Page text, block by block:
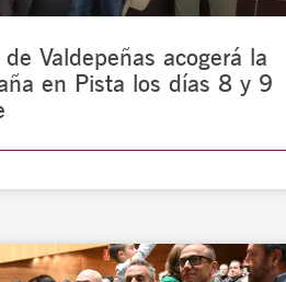
Valdepeñas acogerá la
en Pista los días 8 y 9